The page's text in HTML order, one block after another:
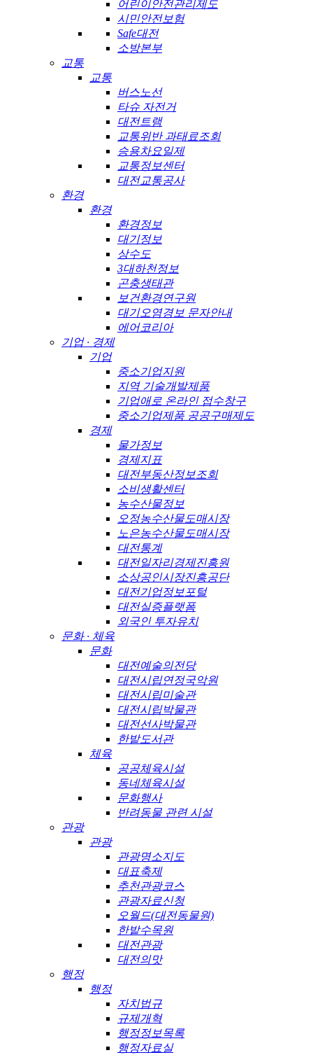
어린이안전관리제도
시민안전보험
Safe대전
소방본부
교통
교통
버스노선
타슈 자전거
대전트램
교통위반 과태료조회
승용차요일제
교통정보센터
대전교통공사
환경
환경
환경정보
대기정보
상수도
3대하천정보
곤충생태관
보건환경연구원
대기오염경보 문자안내
에어코리아
기업 · 경제
기업
중소기업지원
지역 기술개발제품
기업애로 온라인 접수창구
중소기업제품 공공구매제도
경제
물가정보
경제지표
대전부동산정보조회
소비생활센터
농수산물정보
오정농수산물도매시장
노은농수산물도매시장
대전통계
대전일자리경제진흥원
소상공인시장진흥공단
대전기업정보포털
대전실증플랫폼
외국인 투자유치
문화 · 체육
문화
대전예술의전당
대전시립연정국악원
대전시립미술관
대전시립박물관
대전선사박물관
한밭도서관
체육
공공체육시설
동네체육시설
문화행사
반려동물 관련 시설
관광
관광
관광명소지도
대표축제
추천관광코스
관광자료신청
오월드(대전동물원)
한밭수목원
대전관광
대전의맛
행정
행정
자치법규
규제개혁
행정정보목록
행정자료실